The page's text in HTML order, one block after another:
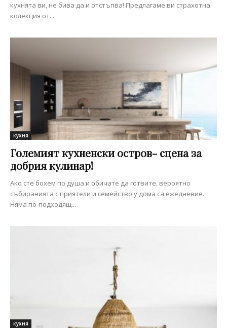
кухнята ви, не бива да и отстъпва! Предлагаме ви страхотна
колекция от...
кухня
Големият кухненски остров- сцена за
добрия кулинар!
Ако сте бохем по душа и обичате да готвите, вероятно
събиранията с приятели и семейство у дома са ежедневие.
Няма по-подходящ...
кухня